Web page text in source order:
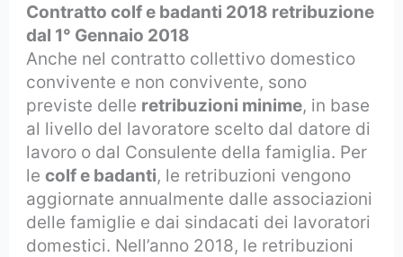
Contratto colf e badanti 2018 retribuzione
dal 1° Gennaio 2018
Anche nel contratto collettivo domestico
convivente e non convivente, sono
previste delle retribuzioni minime, in base
al livello del lavoratore scelto dal datore di
lavoro o dal Consulente della famiglia. Per
lecolf e badanti, le retribuzioni vengono
aggiornate annualmente dalle associazioni
delle famiglie e dai sindacati dei lavoratori
domestici. Nell’anno 2018, le retribuzioni